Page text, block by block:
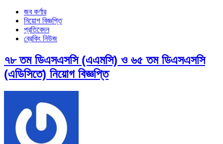
জব কর্ণার
নিয়োগ বিজ্ঞপ্তি
প্রতিবেদন
ব্রেকিং নিউজ
৭৮ তম ডিএসএসসি (এএমসি) ও ৬৫ তম ডিএসএসসি
(এডিসিতে) নিয়োগ বিজ্ঞপ্তি